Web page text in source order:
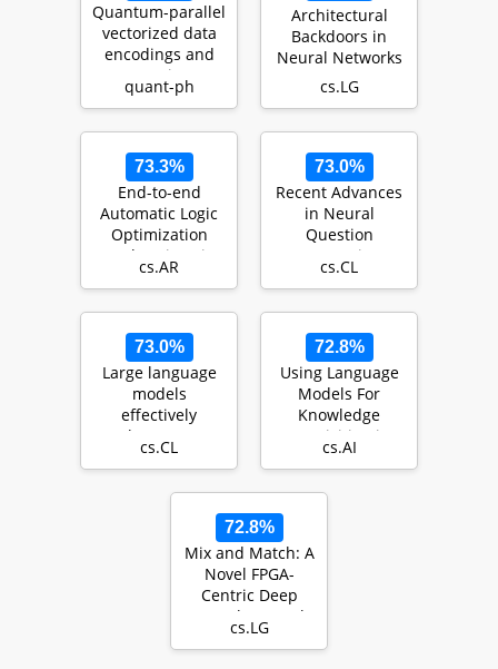
Quantum-parallel
vectorized data
encodings and
computations on
trapped-ions a…
quant-ph
Architectural
Backdoors in
Neural Networks
cs.LG
73.3%
End-to-end
Automatic Logic
Optimization
Exploration via
Domain-specific
cs.AR
73.0%
Recent Advances
in Neural
Question
Generation
cs.CL
73.0%
Large language
models
effectively
leverage
document-level
literar…
cs.CL
72.8%
Using Language
Models For
Knowledge
Acquisition in
Natural Language
cs.AI
72.8%
Mix and Match: A
Novel FPGA-
Centric Deep
Neural Network
Quantization
cs.LG